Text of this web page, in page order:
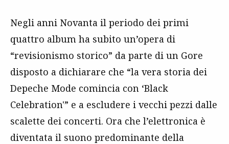
Negli anni Novanta il periodo dei primi
quattro album ha subito un’opera di
“revisionismo storico” da parte di un Gore
disposto a dichiarare che “la vera storia dei
Depeche Mode comincia con ‘Black
Celebration'” e a escludere i vecchi pezzi dalle
scalette dei concerti. Ora che l’elettronica è
diventata il suono predominante della